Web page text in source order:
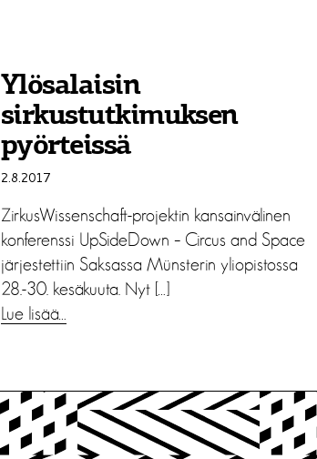
Ylösalaisin
sirkustutkimuksen
pyörteissä
2.8.2017
ZirkusWissenschaft-projektin kansainvälinen
konferenssi UpSideDown – Circus and Space
järjestettiin Saksassa Münsterin yliopistossa
28.-30. kesäkuuta. Nyt […]
Lue lisää…